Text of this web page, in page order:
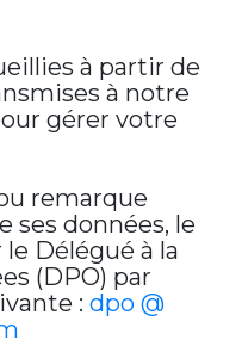
à partir de
à notre
gérer votre
remarque
ses données, le
Délégué à la
(DPO) par
: dpo @